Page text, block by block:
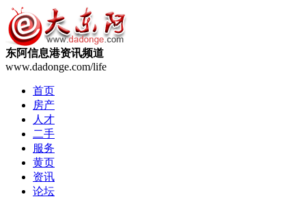
东阿信息港资讯频道
www.dadonge.com/life
首页
房产
人才
二手
服务
黄页
资讯
论坛